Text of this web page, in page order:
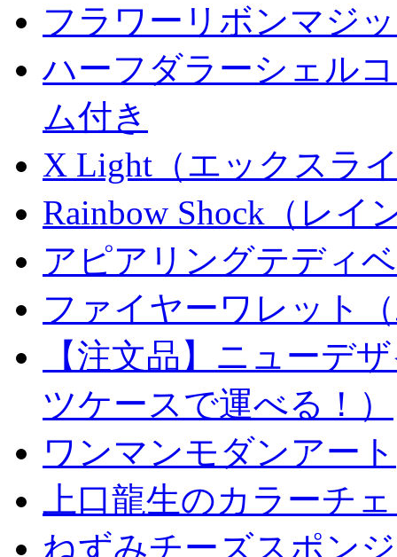
フラワーリボンマジ
ハーフダラーシェル
ム付き
X Light（エックスラ
Rainbow Shock（レイ
アピアリングテディ
ファイヤーワレット
【注文品】ニューデ
ツケースで運べる！）
ワンマンモダンアート
上口龍生のカラーチ
ねずみチーズスポンジ